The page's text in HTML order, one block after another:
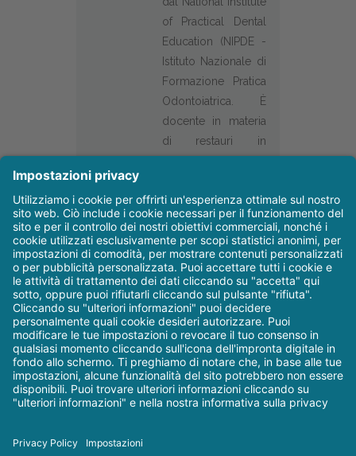
of Practical Dental
Education (NIPDE -
Istituto Nazionale di
Formazione Pratica
Odontoiatrica. È
docente in materia
di restauri in
stampaggio a
iniezione senza
preparazione,
restauri di classe IV
e restauri adesivi
diretti e indiretti.
Partisani, 3 - Fiumana-Predappio (FC) |